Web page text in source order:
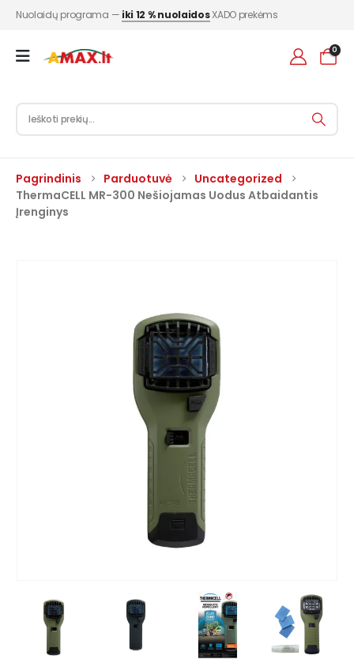
Nuolaidų programa — iki 12 % nuolaidosXADO prekėms
0
Pagrindinis Parduotuvė
Uncategorized
ThermaCELL MR-300 Nešiojamas Uodus Atbaidantis
Įrenginys